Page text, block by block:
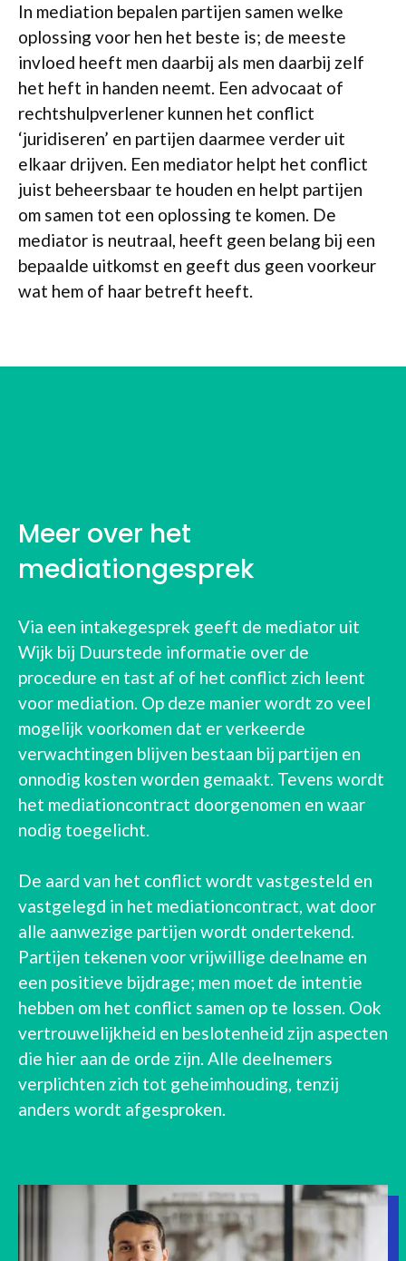
In mediation bepalen partijen samen welke
oplossing voor hen het beste is; de meeste
invloed heeft men daarbij als men daarbij zelf
het heft in handen neemt. Een advocaat of
rechtshulpverlener kunnen het conflict
‘juridiseren’ en partijen daarmee verder uit
elkaar drijven. Een mediator helpt het conflict
juist beheersbaar te houden en helpt partijen
om samen tot een oplossing te komen. De
mediator is neutraal, heeft geen belang bij een
bepaalde uitkomst en geeft dus geen voorkeur
wat hem of haar betreft heeft.
Meer over het
mediationgesprek
Via een intakegesprek geeft de mediator uit
Wijk bij Duurstede informatie over de
procedure en tast af of het conflict zich leent
voor mediation. Op deze manier wordt zo veel
mogelijk voorkomen dat er verkeerde
verwachtingen blijven bestaan bij partijen en
onnodig kosten worden gemaakt. Tevens wordt
het mediationcontract doorgenomen en waar
nodig toegelicht.
De aard van het conflict wordt vastgesteld en
vastgelegd in het mediationcontract, wat door
alle aanwezige partijen wordt ondertekend.
Partijen tekenen voor vrijwillige deelname en
een positieve bijdrage; men moet de intentie
hebben om het conflict samen op te lossen. Ook
vertrouwelijkheid en beslotenheid zijn aspecten
die hier aan de orde zijn. Alle deelnemers
verplichten zich tot geheimhouding, tenzij
anders wordt afgesproken.